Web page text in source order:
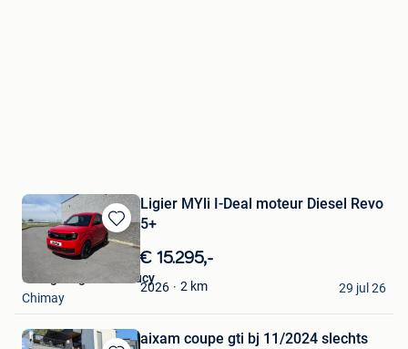
Bewaren
in
Mijn
Favorieten
Ligier MYli I-Deal moteur Diesel Revo
5+
€ 15.295,-
2026 2 km
Garage Ligier-Dusaucy
Chimay
29 jul 26
aixam coupe gti bj 11/2024 slechts